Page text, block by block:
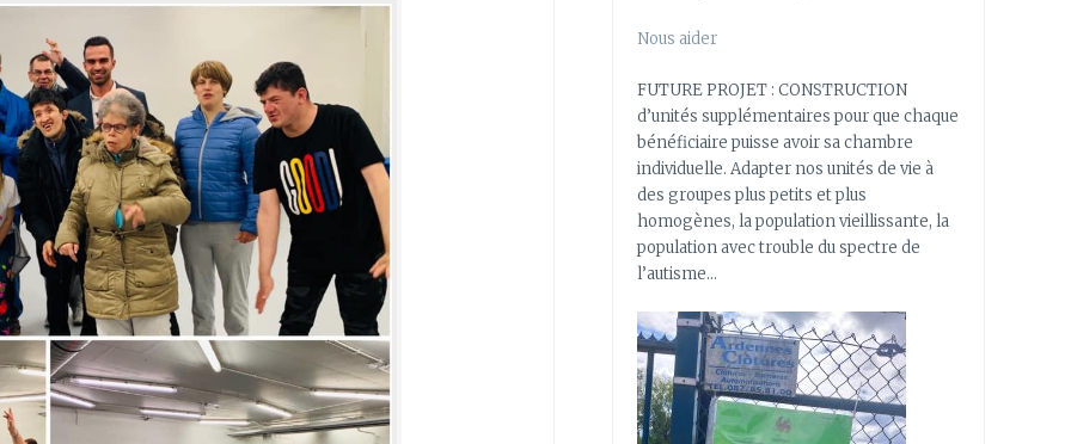
Nous aider
FUTURE PROJET : CONSTRUCTION
d’unités supplémentaires pour que chaque
bénéficiaire puisse avoir sa chambre
individuelle. Adapter nos unités de vie à
des groupes plus petits et plus
homogènes, la population vieillissante, la
population avec trouble du spectre de
l’autisme…